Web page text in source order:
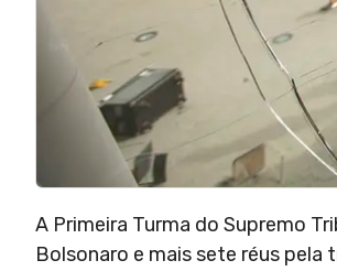
A Primeira Turma do Supremo
Bolsonaro e mais sete réus pela